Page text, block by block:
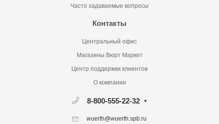
Часто задаваемые вопросы
Контакты
Центральный офис
Магазины Вюрт Маркет
Центр поддержки клиентов
О компании
8-800-555-22-32
wuerth@wuerth.spb.ru